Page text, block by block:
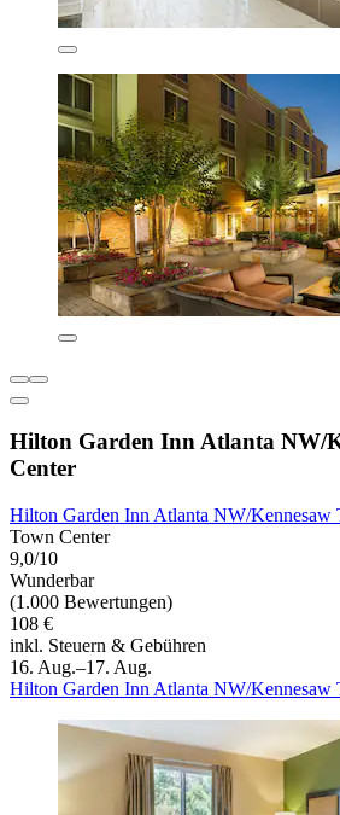
Hilton Garden Inn Atlanta NW/
Center
Hilton Garden Inn Atlanta NW/Kennesaw
Town Center
9,0/10
Wunderbar
(1.000 Bewertungen)
108 €
inkl. Steuern & Gebühren
16. Aug.–17. Aug.
Hilton Garden Inn Atlanta NW/Kennesaw